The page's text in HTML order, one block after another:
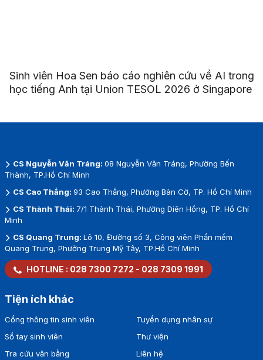
Sinh viên Hoa Sen báo cáo nghiên cứu về AI trong
học tiếng Anh tại Union TESOL 2026 ở Singapore
CS Nguyễn Văn Tráng: 08 Nguyễn Văn Tráng, Phường Bến
Thành, TP.Hồ Chí Minh
CS Cao Thắng: 93 Cao Thắng, Phường Bàn Cờ, TP. Hồ Chí Minh
CS Thành Thái: 7/1 Thành Thái, Phường Diên Hồng, TP. Hồ Chí
Minh
CS Quang Trung: Lô 10, Đường số 3, Công viên Phần mềm
Quang Trung, Phường Trung Mỹ Tây, TP.Hồ Chí Minh
HOTLINE : 028 7300 7272 - 028 7309 1991
Tiện ích khác
Cổng thông tin sinh viên
Sổ tay sinh viên
Tra cứu văn bằng
Tuyển dụng nhân sự
Thư viện
Liên hệ